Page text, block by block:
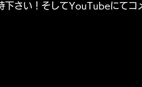
下さい！そしてYouTubeにてコ